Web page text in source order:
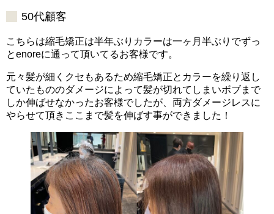
50代顧客
こちらは縮毛矯正は半年ぶりカラーは一ヶ月半ぶりでずっ
とenoreに通って頂いてるお客様です。
元々髪が細くクセもあるため縮毛矯正とカラーを繰り返し
ていたもののダメージによって髪が切れてしまいボブまで
しか伸ばせなかったお客様でしたが、両方ダメージレスに
やらせて頂きここまで髪を伸ばす事ができました！